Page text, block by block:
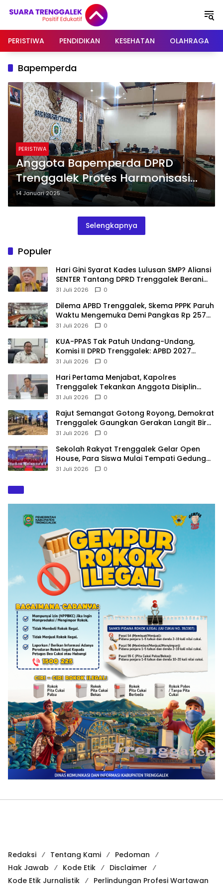
PERISTIWA
PENDIDIKAN KESEHATAN OLAHRAGA
Bapemperda
PERISTIWA
Anggota Bapemperda DPRD
Trenggalek Protes Harmonisasi
Ranperda Kurang Waktu
14 Januari 2025
Selengkapnya
Populer
Hari Gini Syarat Kades Lulusan SMP? Aliansi
SENTER Tantang DPRD Trenggalek Berani
Gunakan Open Legal Policy!
31 Juli 2026 0
Dilema APBD Trenggalek, Skema PPPK Paruh
Waktu Mengemuka Demi Pangkas Rp 257
Miliar
31 Juli 2026 0
KUA-PPAS Tak Patuh Undang-Undang,
Komisi II DPRD Trenggalek: APBD 2027
Terancam Sanksi
31 Juli 2026 0
Hari Pertama Menjabat, Kapolres
Trenggalek Tekankan Anggota Disiplin
Hindari Pelanggaran
31 Juli 2026 0
​Rajut Semangat Gotong Royong, Demokrat
Trenggalek Gaungkan Gerakan Langit Biru
di Pantai Konang
31 Juli 2026 0
Sekolah Rakyat Trenggalek Gelar Open
House, Para Siswa Mulai Tempati Gedung
Baru
31 Juli 2026 0
Redaksi Tentang Kami
Pedoman
Hak Jawab
Kode Etik
Disclaimer
Kode Etik Jurnalistik
Perlindungan Profesi Wartawan